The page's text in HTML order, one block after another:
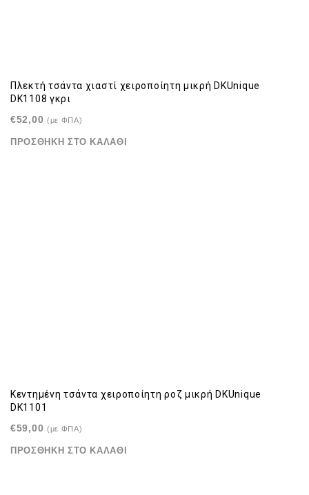
Πλεκτή τσάντα χιαστί χειροποίητη μικρή DKUnique
DK1108 γκρι
€52,00 (με ΦΠΑ)
ΠΡΟΣΘΉΚΗ ΣΤΟ ΚΑΛΆΘΙ
Κεντημένη τσάντα χειροποίητη ροζ μικρή DKUnique
DK1101
€59,00 (με ΦΠΑ)
ΠΡΟΣΘΉΚΗ ΣΤΟ ΚΑΛΆΘΙ